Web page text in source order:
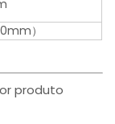
）
produto